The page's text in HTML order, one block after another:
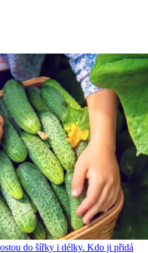
do šířky i délky. Kdo ji přidá